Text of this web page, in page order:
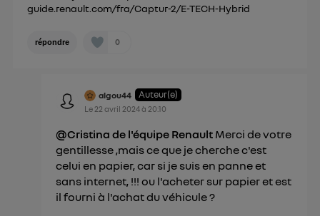
guide.renault.com/fra/Captur-2/E-TECH-Hybrid
répondre 0
algou44 Auteur(e)
Le 22 avril 2024à 20:10
@Cristina de l'équipe Renault Merci de votre
gentillesse ,mais ce que je cherche c'est
celui en papier, car si je suis en panne et
sans internet, !!! ou l'acheter sur papier et est
il fourni à l'achat du véhicule ?
Politique d'information sur les données